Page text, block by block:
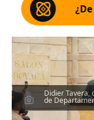
Didier Tavera,
de